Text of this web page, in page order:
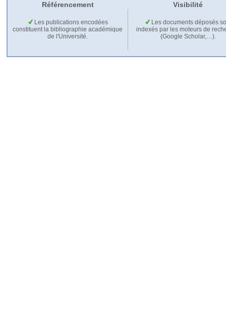
Référencement Visibilité
Les publications encodées
constituent la bibliographie académique
de l'Université.
Les documents déposés
indexés par les moteurs de
(Google Scholar,…).